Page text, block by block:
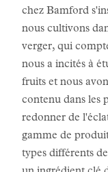
chez Bamford
nous cultivons
verger, qui
nous a incités à
fruits et nous
contenu dans les
redonner de
gamme de
types différents